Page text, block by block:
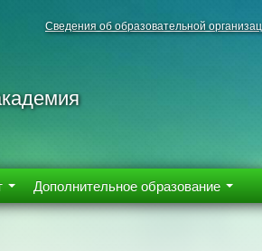
Сведения об образовательной
Дополнительное образование